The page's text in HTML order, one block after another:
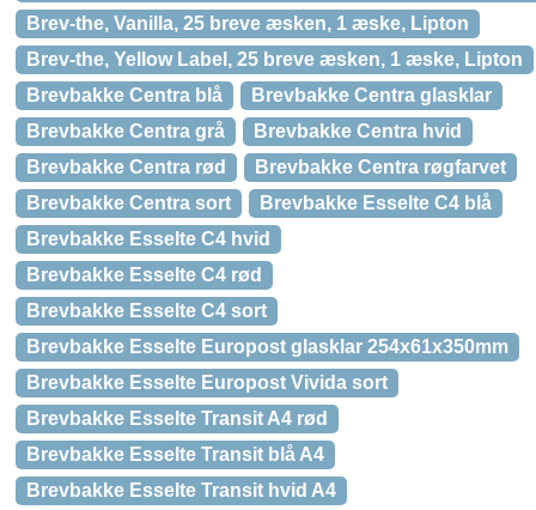
Brev-the, Vanilla, 25 breve æsken, 1 æske, Lipton
Brev-the, Yellow Label, 25 breve æsken, 1 æske, Lipton
Brevbakke Centra blå
Brevbakke Centra glasklar
Brevbakke Centra grå
Brevbakke Centra hvid
Brevbakke Centra rød
Brevbakke Centra røgfarvet
Brevbakke Centra sort
Brevbakke Esselte C4 blå
Brevbakke Esselte C4 hvid
Brevbakke Esselte C4 rød
Brevbakke Esselte C4 sort
Brevbakke Esselte Europost glasklar 254x61x350mm
Brevbakke Esselte Europost Vivida sort
Brevbakke Esselte Transit A4 rød
Brevbakke Esselte Transit blå A4
Brevbakke Esselte Transit hvid A4